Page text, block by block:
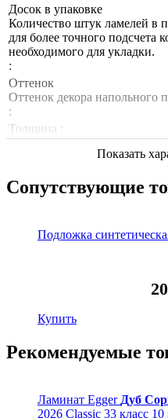
Досок в упаковке
Количество штук ламелей в
для более точного подсчета
необходимого для укладки.
:
Оттенок
Оттенок декора напольного
:
Толщина :
Показать
Сопутствующие
Подложка
Купить
Рекомендуемые
Ламинат Egger Дуб
2026 Classic 33 класс